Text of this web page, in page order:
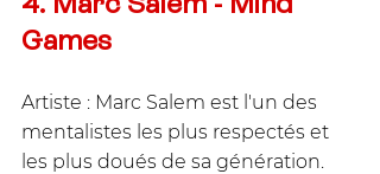
Games
Artiste : Marc Salem est l'un des
mentalistes les plus respectés et
les plus doués de sa génération.